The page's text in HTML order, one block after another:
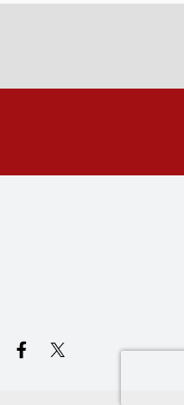
FacebookTwitter